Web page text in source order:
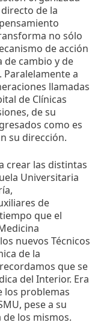
de la
no sólo
de acción
de cambio y de
a
llamadas
de Clínicas
de su
como es
su dirección.
crear las distintas
Universitaria
de
que el
nuevos Técnicos
de la
que se
del Interior. Era
los problemas
pese a su
los mismos.